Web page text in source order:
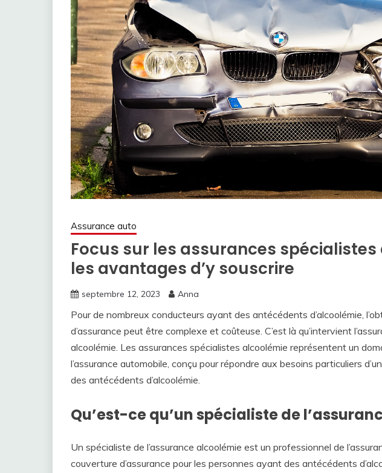
Assurance auto
Focus sur les assurances
les avantages d’y souscrire
septembre 12, 2023 Anna
Pour de nombreux conducteurs ayant des antécédents d’alcoolémie,
d’assurance peut être complexe et coûteuse. C’est là qu’intervient
alcoolémie. Les assurances spécialistes alcoolémie représentent un
l’assurance automobile, conçu pour répondre aux besoins particuliers d’un
des antécédents d’alcoolémie.
Qu’est-ce qu’un spécialiste de
Un spécialiste de l’assurance alcoolémie est un professionnel de
couverture d’assurance pour les personnes ayant des antécédents